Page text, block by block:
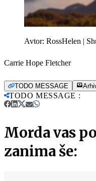
Avtor: RossHelen |
Carrie Hope Fletcher
TODO MESSAGE
TODO MESSAGE :
Morda vas
zanima še: